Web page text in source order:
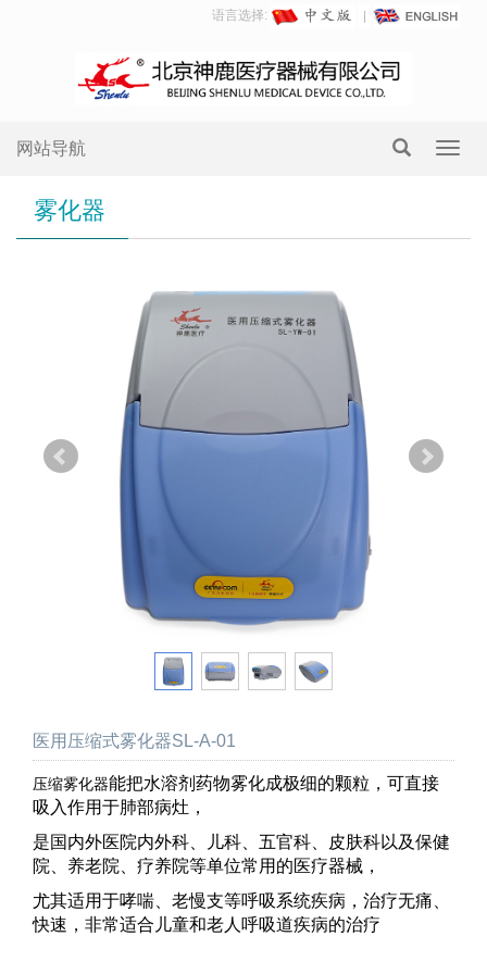
语言选择:
网站导航
雾化器
医用压缩式雾化器SL-A-01
压缩雾化器能把水溶剂药物雾化成极细的颗粒，可直接
吸入作用于肺部病灶，
是国内外医院内外科、儿科、五官科、皮肤科以及保健
院、养老院、疗养院等单位常用的医疗器械，
尤其适用于哮喘、老慢支等呼吸系统疾病，治疗无痛、
快速，非常适合儿童和老人呼吸道疾病的治疗